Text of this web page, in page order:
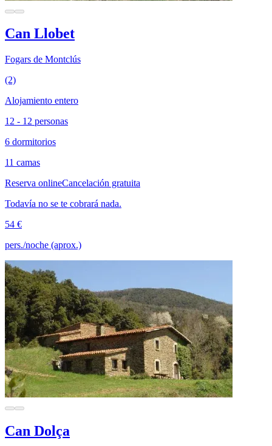
Can Llobet
Fogars de Montclús
(2)
Alojamiento entero
12 - 12 personas
6 dormitorios
11 camas
Reserva onlineCancelación gratuita
Todavía no se te cobrará nada.
54 €
pers./noche (aprox.)
Can Dolça